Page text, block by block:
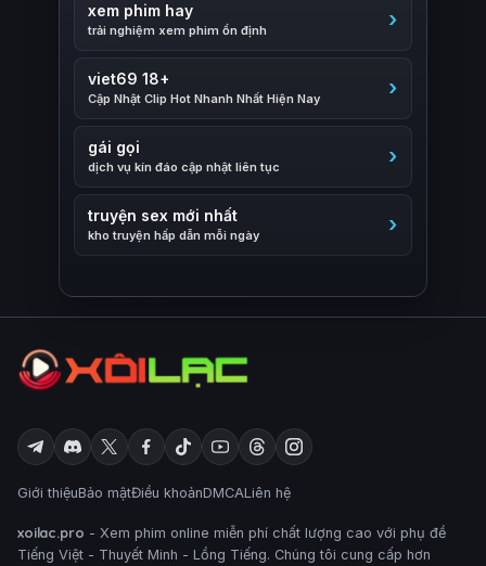
xem phim hay
trải nghiệm xem phim ổn định
viet69 18+
Cập Nhật Clip Hot Nhanh Nhất Hiện Nay
gái gọi
dịch vụ kín đáo cập nhật liên tục
truyện sex mới nhất
kho truyện hấp dẫn mỗi ngày
Giới thiệuBảo mậtĐiều khoảnDMCALiên hệ
xoilac.pro - Xem phim online miễn phí chất lượng cao với phụ đề
Tiếng Việt - Thuyết Minh - Lồng Tiếng. Chúng tôi cung cấp hơn